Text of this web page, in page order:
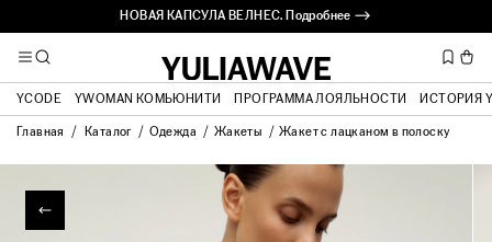
НОВАЯ КАПСУЛА ВЕЛНЕС. Подробнее ⟶
YCODE YWOMAN КОМЬЮНИТИ ПРОГРАММА ЛОЯЛЬНОСТИ ИСТОРИЯ
Главная Каталог Одежда Жакеты Жакет с лацканом в полоску